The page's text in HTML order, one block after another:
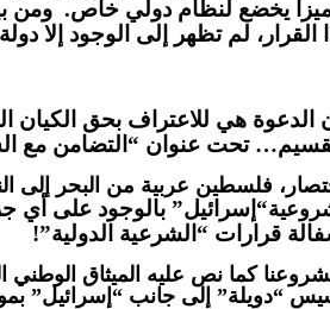
يخضع لنظام دولي خاص. ومن
القرار، لم تظهر إلى الوجود إلا
الدعوة هي للاعتراف بحق الكيان
تحت عنوان “التضامن مع
فلسطين عربية من البحر إلى
“إسرائيل” بالوجود على أي
قرارات “الشرعية الدولية”!
كما نص عليه الميثاق الوطني
“دويلة” إلى جانب “إسرائيل”